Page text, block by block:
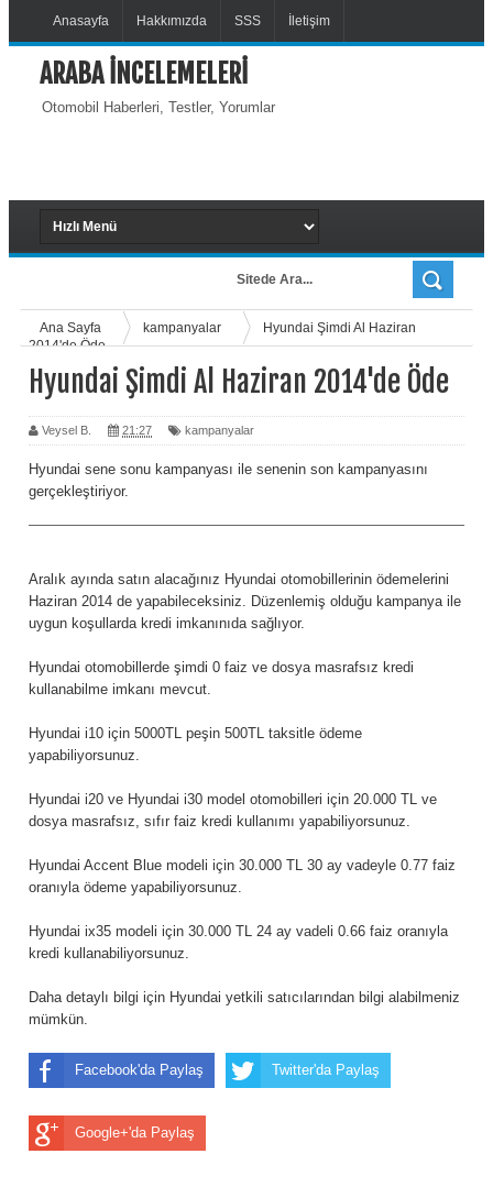
Anasayfa Hakkımızda SSS İletişim
ARABA İNCELEMELERİ
Otomobil Haberleri, Testler, Yorumlar
Ana Sayfa kampanyalar
Hyundai Şimdi Al Haziran
2014'de Öde
Hyundai Şimdi Al Haziran 2014'de Öde
Veysel B. 21:27 kampanyalar
Hyundai sene sonu kampanyası ile senenin son kampanyasını
gerçekleştiriyor.
Aralık ayında satın alacağınız Hyundai otomobillerinin ödemelerini
Haziran 2014 de yapabileceksiniz. Düzenlemiş olduğu kampanya ile
uygun koşullarda kredi imkanınıda sağlıyor.
Hyundai otomobillerde şimdi 0 faiz ve dosya masrafsız kredi
kullanabilme imkanı mevcut.
Hyundai i10 için 5000TL peşin 500TL taksitle ödeme
yapabiliyorsunuz.
Hyundai i20 ve Hyundai i30 model otomobilleri için 20.000 TL ve
dosya masrafsız, sıfır faiz kredi kullanımı yapabiliyorsunuz.
Hyundai Accent Blue modeli için 30.000 TL 30 ay vadeyle 0.77 faiz
oranıyla ödeme yapabiliyorsunuz.
Hyundai ix35 modeli için 30.000 TL 24 ay vadeli 0.66 faiz oranıyla
kredi kullanabiliyorsunuz.
Daha detaylı bilgi için Hyundai yetkili satıcılarından bilgi alabilmeniz
mümkün.
Facebook'da Paylaş Twitter'da Paylaş
Google+'da Paylaş